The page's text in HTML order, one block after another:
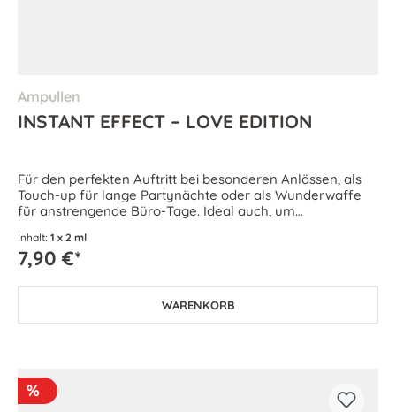
Ampullen
INSTANT EFFECT – LOVE EDITION
Für den perfekten Auftritt bei besonderen Anlässen, als
Touch-up für lange Partynächte oder als Wunderwaffe
für anstrengende Büro-Tage. Ideal auch, um
Inhalt: 1 x 2 ml
7,90 €*
WARENKORB
%